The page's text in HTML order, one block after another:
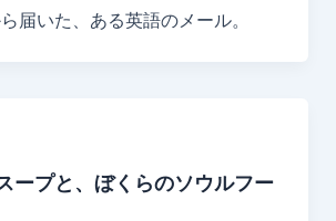
届いた、ある英語のメール。
ープと、ぼくらのソウルフー